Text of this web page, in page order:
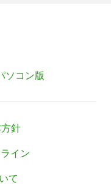
ソコン版
針
イン
て